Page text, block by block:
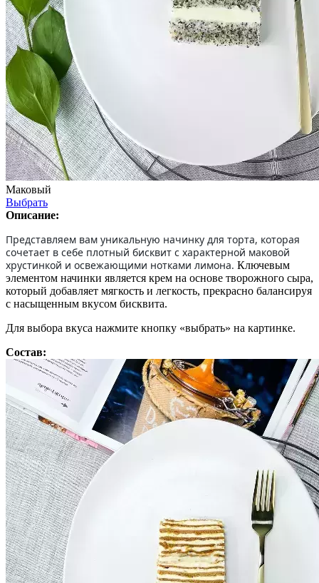
Маковый
Выбрать
Описание:
Представляем вам уникальную начинку для торта, которая
сочетает в себе плотный бисквит с характерной маковой
хрустинкой и освежающими нотками лимона. Ключевым
элементом начинки является крем на основе творожного сыра,
который добавляет мягкость и легкость, прекрасно балансируя
с насыщенным вкусом бисквита.
Для выбора вкуса нажмите кнопку «выбрать» на картинке.
Состав: